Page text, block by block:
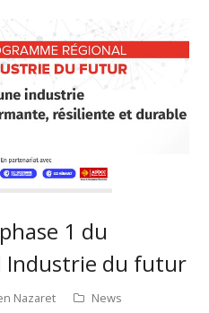
1 du
Industrie du futur
Nazaret News